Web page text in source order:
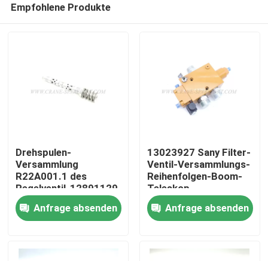
Empfohlene Produkte
Drehspulen-
Versammlung
R22A001.1 des
Regelventil-12891129
Anfrage absenden
13023927 Sany Filter-
Ventil-Versammlungs-
Reihenfolgen-Boom-
Teleskop
STC500.4.2.18
Anfrage absenden